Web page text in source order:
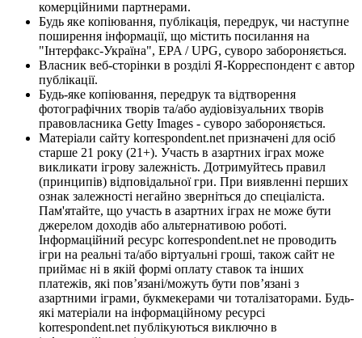
комерційними партнерами.
Будь яке копіювання, публікація, передрук, чи наступне
поширення інформації, що містить посилання на
"Інтерфакс-Україна", EPA / UPG, суворо забороняється.
Власник веб-сторінки в розділі Я-Корреспондент є автор
публікації.
Будь-яке копіювання, передрук та відтворення
фотографічних творів та/або аудіовізуальних творів
правовласника Getty Images - суворо забороняється.
Матеріали сайту korrespondent.net призначені для осіб
старше 21 року (21+). Участь в азартних іграх може
викликати ігрову залежність. Дотримуйтесь правил
(принципів) відповідальної гри. При виявленні перших
ознак залежності негайно зверніться до спеціаліста.
Пам'ятайте, що участь в азартних іграх не може бути
джерелом доходів або альтернативою роботі.
Інформаційний ресурс korrespondent.net не проводить
ігри на реальні та/або віртуальні гроші, також сайт не
приймає ні в якій формі оплату ставок та інших
платежів, які пов’язані/можуть бути пов’язані з
азартними іграми, букмекерами чи тоталізаторами. Будь-
які матеріали на інформаційному ресурсі
korrespondent.net публікуються виключно в